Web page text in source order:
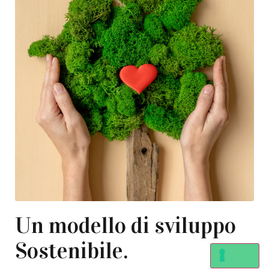
Un modello di sviluppo
Sostenibile.